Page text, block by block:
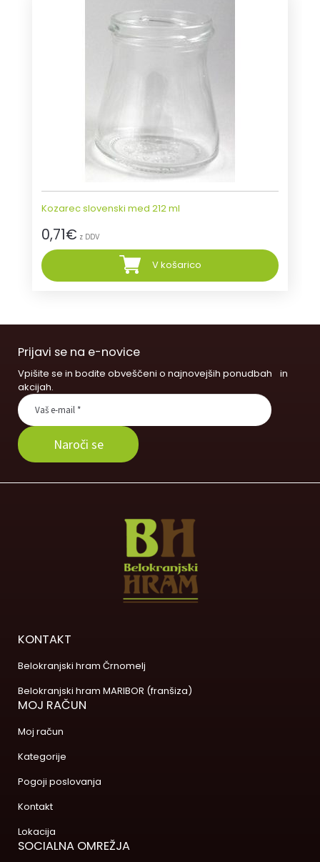
Kozarec slovenski med 212 ml
0,71€ z DDV
V košarico
Prijavi se na e-novice
Vpišite se in bodite obveščeni o najnovejših ponudbah in
akcijah.
KONTAKT
Belokranjski hram Črnomelj
Belokranjski hram MARIBOR (franšiza)
MOJ RAČUN
Moj račun
Kategorije
Pogoji poslovanja
Kontakt
Lokacija
SOCIALNA OMREŽJA